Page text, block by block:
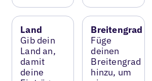
Land
Gib dein
Land an,
damit
deine
Breitengrad
Füge
deinen
Breitengrad
hinzu, um